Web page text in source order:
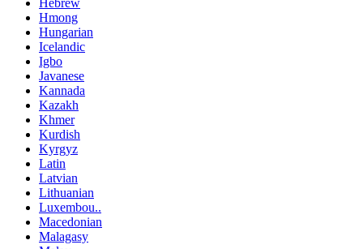
Hmong
Hungarian
Icelandic
Igbo
Javanese
Kannada
Kazakh
Khmer
Kurdish
Kyrgyz
Latin
Latvian
Lithuanian
Luxembou..
Macedonian
Malagasy